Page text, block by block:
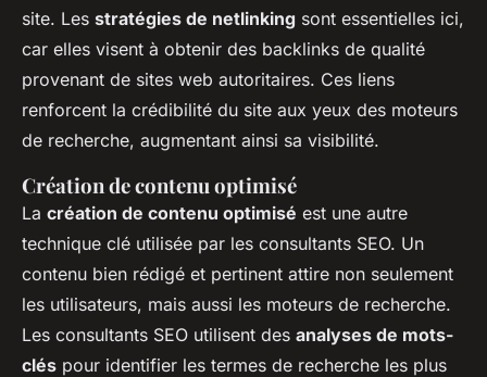
site. Les stratégies de netlinking sont essentielles ici,
car elles visent à obtenir des backlinks de qualité
provenant de sites web autoritaires. Ces liens
renforcent la crédibilité du site aux yeux des moteurs
de recherche, augmentant ainsi sa visibilité.
Création de contenu optimisé
La création de contenu optimisé est une autre
technique clé utilisée par les consultants SEO. Un
contenu bien rédigé et pertinent attire non seulement
les utilisateurs, mais aussi les moteurs de recherche.
Les consultants SEO utilisent des analyses de mots-
clés pour identifier les termes de recherche les plus